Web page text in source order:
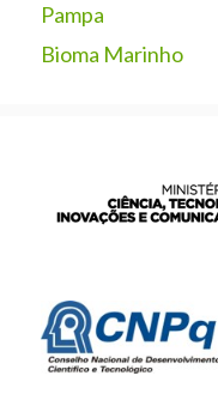
Pampa
Bioma Marinho